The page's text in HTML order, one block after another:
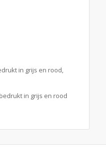
in grijs en rood,
in grijs en rood